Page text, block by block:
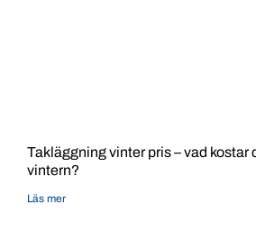
Takläggning vinter pris – vad kostar
vintern?
Läs mer